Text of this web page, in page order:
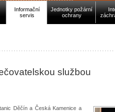
Informační
servis
Jednotky požární
ochrany
službou
Děčín a Česká Kamenice a